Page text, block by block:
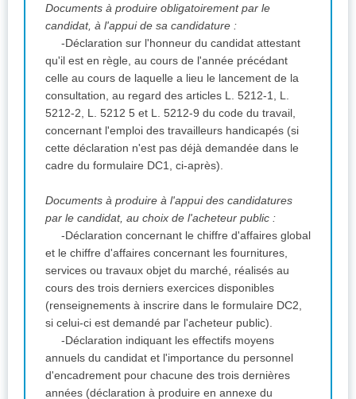
Documents à produire obligatoirement par le
candidat, à l'appui de sa candidature :
-Déclaration sur l'honneur du candidat attestant
qu'il est en règle, au cours de l'année précédant
celle au cours de laquelle a lieu le lancement de la
consultation, au regard des articles L. 5212-1, L.
5212-2, L. 5212 5 et L. 5212-9 du code du travail,
concernant l'emploi des travailleurs handicapés (si
cette déclaration n'est pas déjà demandée dans le
cadre du formulaire DC1, ci-après).
Documents à produire à l'appui des candidatures
par le candidat, au choix de l'acheteur public :
-Déclaration concernant le chiffre d'affaires global
et le chiffre d'affaires concernant les fournitures,
services ou travaux objet du marché, réalisés au
cours des trois derniers exercices disponibles
(renseignements à inscrire dans le formulaire DC2,
si celui-ci est demandé par l'acheteur public).
-Déclaration indiquant les effectifs moyens
annuels du candidat et l'importance du personnel
d'encadrement pour chacune des trois dernières
années (déclaration à produire en annexe du